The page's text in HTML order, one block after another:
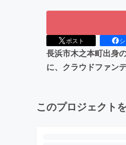
ポスト
長浜市木之本町出身
に、クラウドファン
このプロジェクト